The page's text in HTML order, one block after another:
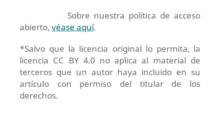
Sobre nuestra política de acceso
abierto, véase aquí.
*Salvo que la licencia original lo permita, la
licencia CC BY 4.0 no aplica al material de
terceros que un autor haya incluido en su
artículo con permiso del titular de los
derechos.